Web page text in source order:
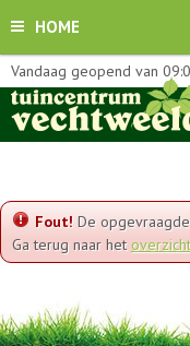
HOME
Vandaag geopend van
Fout! De
Ga terug naar het overzicht